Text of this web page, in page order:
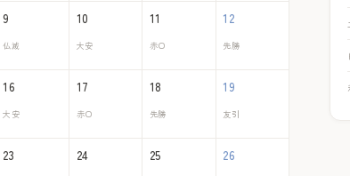
9
仏滅
10
大安
11
赤口
12
先勝
16
大安
17
赤口
18
先勝
19
友引
23 24 25 26